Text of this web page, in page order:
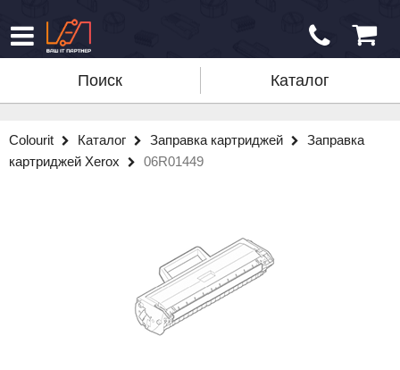
Поиск Каталог
Colourit Каталог Заправка картриджей
Заправка
картриджей Xerox
06R01449